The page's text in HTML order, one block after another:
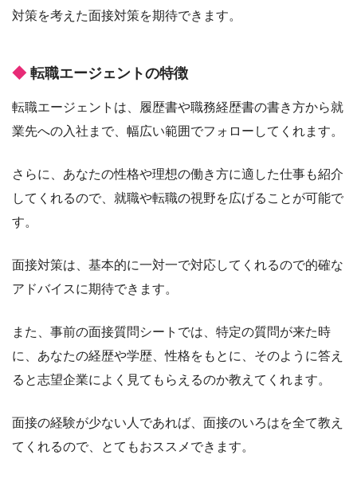
対策を考えた面接対策を期待できます。
転職エージェントの特徴
転職エージェントは、履歴書や職務経歴書の書き方から就
業先への入社まで、幅広い範囲でフォローしてくれます。
さらに、あなたの性格や理想の働き方に適した仕事も紹介
してくれるので、就職や転職の視野を広げることが可能で
す。
面接対策は、基本的に一対一で対応してくれるので的確な
アドバイスに期待できます。
また、事前の面接質問シートでは、特定の質問が来た時
に、あなたの経歴や学歴、性格をもとに、そのように答え
ると志望企業によく見てもらえるのか教えてくれます。
面接の経験が少ない人であれば、面接のいろはを全て教え
てくれるので、とてもおススメできます。